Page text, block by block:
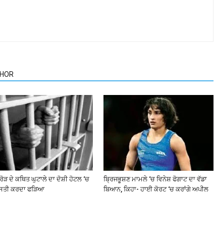
ਦੇ ਕਥਿਤ ਘੁਟਾਲੇ ਦਾ ਦੋਸ਼ੀ ਹੋਟਲ ‘ਚ
ਕਰਦਾ ਫੜਿਆ
ਬ੍ਰਿਜਭੂਸ਼ਣ ਮਾਮਲੇ ‘ਚ ਵਿਨੇਸ਼ ਫੋਗਾਟ ਦਾ ਵੱਡਾ
ਬਿਆਨ, ਕਿਹਾ- ਹਾਈ ਕੋਰਟ ‘ਚ ਕਰਾਂਗੇ ਅਪੀਲ